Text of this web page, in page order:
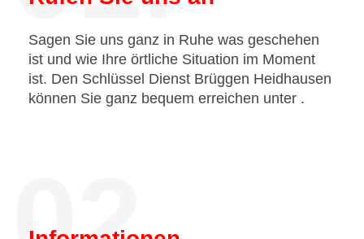
Sagen Sie uns ganz in Ruhe was geschehen
ist und wie Ihre örtliche Situation im Moment
ist. Den Schlüssel Dienst Brüggen Heidhausen
können Sie ganz bequem erreichen unter .